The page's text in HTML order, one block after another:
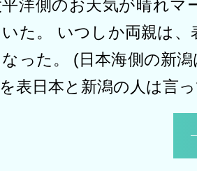
洋側のお天気が晴れマ
いた。 いつしか両親は
った。 (日本海側の新
表日本と新潟の人は言